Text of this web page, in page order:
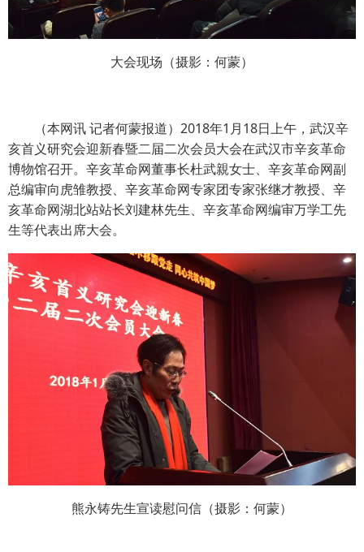
大会现场（摄影：何蒙）
（本网讯 记者何蒙报道）2018年1月18日上午，武汉辛
亥首义研究会迎新春暨二届二次会员大会在武汉市辛亥革命
博物馆召开。辛亥革命网董事长杜武親女士、辛亥革命网副
总编审向虎雏教授、辛亥革命网专家团专家张继才教授、辛
亥革命网湖北站站长刘建林先生、辛亥革命网编审万学工先
生等代表出席大会。
熊永铸先生宣读慰问信（摄影：何蒙）